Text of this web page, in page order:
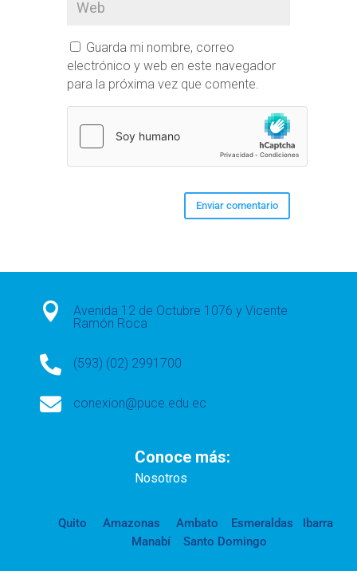
Guarda mi nombre, correo
electrónico y web en este navegador
para la próxima vez que comente.

Avenida 12 de Octubre 1076 y Vicente
Ramón Roca
 (593) (02) 2991700
 conexion@puce.edu.ec
Conoce más:
Nosotros
Quito Amazonas Ambato Esmeraldas
Ibarra
Manabí
Santo Domingo